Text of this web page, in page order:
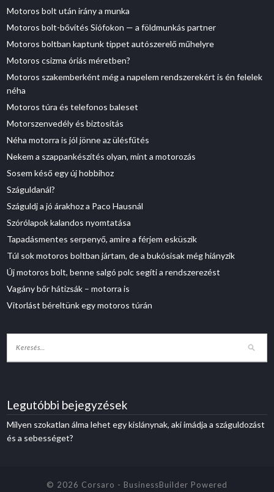
Motoros bolt után irány a munka
Motoros bolt-bővítés Siófokon — a földmunkás partner
Motoros boltban kaptunk tippet autószerelő műhelyre
Motoros csizma óriás méretben?
Motoros szakemberként még a napelem rendszerekért is én felelek
néha
Motoros túra és telefonos baleset
Motorszenvedély és biztosítás
Néha motorra is jól jönne az ülésfűtés
Nekem a szappankészítés olyan, mint a motorozás
Sosem késő egy új hobbihoz
Száguldanál?
Száguldj a jó árakhoz a Paco Hausnál
Szórólapok kalandos nyomtatása
Tapadásmentes serpenyő, amire a férjem esküszik
Túl sok motoros boltban jártam, de a bukósisak még hiányzik
Új motoros bolt, benne salgó polc segíti a rendszerezést
Vagány bőr hátizsák – motorra is
Vitorlást béreltünk egy motoros túrán
Legutóbbi bejegyzések
Milyen szokatlan álma lehet egy kislánynak, aki imádja a száguldozást
és a sebességet?
© 2026 Corsaro - BusinessBuilder Powered